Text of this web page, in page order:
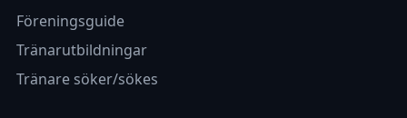
Föreningsguide
Tränarutbildningar
Tränare söker/sökes